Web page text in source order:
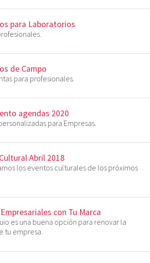
para Laboratorios
de Campo
para profesionales.
agendas 2020
para Empresas.
Abril 2018
los eventos culturales de los próximos
con Tu Marca
es una buena opción para renovar la
tu empresa.